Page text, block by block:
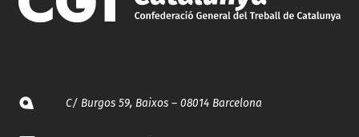
C/ Burgos 59, Baixos – 08014 Barcelona